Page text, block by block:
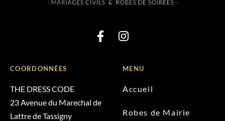
COORDONNÉES
THE DRESS CODE
23 Avenue du Marechal de
Lattre de Tassigny
MENU
Accueil
Robes de Mairie